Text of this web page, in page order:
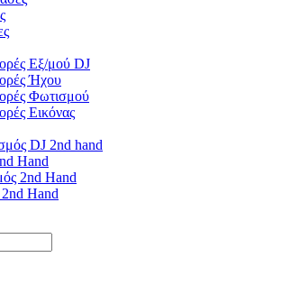
Εξ/μού DJ
Ήχου
Φωτισμού
Εικόνας
DJ 2nd hand
Hand
2nd Hand
Hand